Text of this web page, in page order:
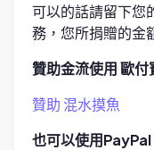
可以的話請留下您
務，您所捐贈的金
贊助金流使用 歐付
贊助 混水摸魚
也可以使用PayPal